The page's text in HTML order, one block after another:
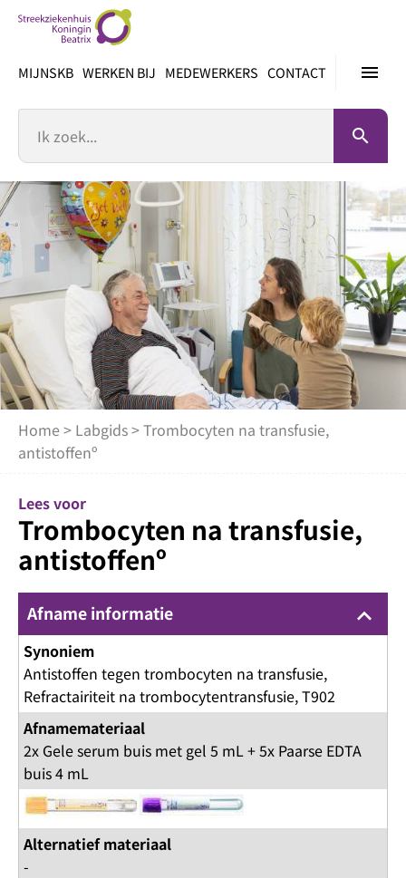
inhoud
menu
MIJNSKB WERKEN BIJ MEDEWERKERS CONTACT
search
Home > Labgids> Trombocyten na transfusie,
antistoffenº
Lees voor
Trombocyten na transfusie,
antistoffenº
Afname informatie keyboard_arrow_up
Synoniem
Antistoffen tegen trombocyten na transfusie,
Refractairiteit na trombocytentransfusie, T902
Afnamemateriaal
2x Gele serum buis met gel 5 mL + 5x Paarse EDTA
buis 4 mL
Alternatief materiaal
-